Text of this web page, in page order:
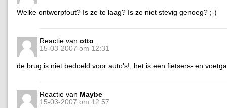
Welke ontwerpfout? Is ze te laag? Is ze niet stevig genoeg? ;-)
Reactie van otto
15-03-2007 om 12:31
de brug is niet bedoeld voor auto’s!, het is een fietsers- en
Reactie van Maybe
15-03-2007 om 12:57